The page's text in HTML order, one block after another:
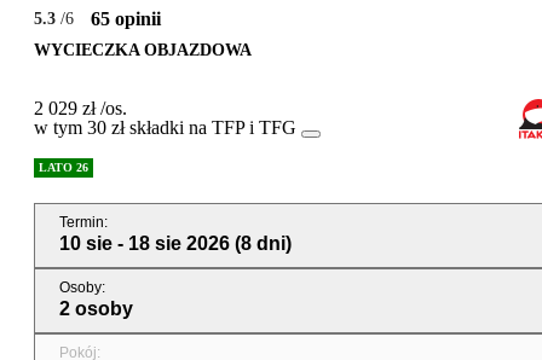
5.3 /6 65 opinii
WYCIECZKA OBJAZDOWA
2 029 zł/os.
w tym 30 zł składki na TFP i TFG
LATO 26
Termin:
10 sie - 18 sie 2026 (8 dni)
Osoby:
2 osoby
Pokój: